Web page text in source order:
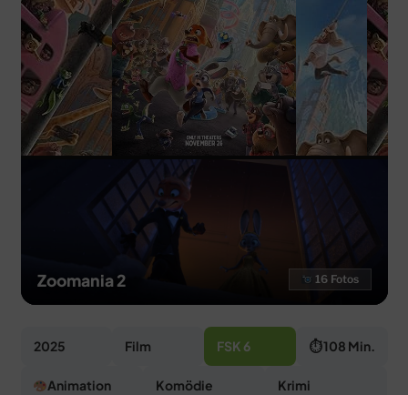
DEALS
MEIN HQ
50
Zoomania 2 16 Fotos
2025 Film FSK 6 ⏱ 108 Min.
Animation Komödie Krimi